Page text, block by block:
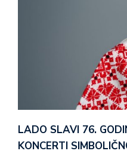
LADO SLAVI 76.
KONCERTI